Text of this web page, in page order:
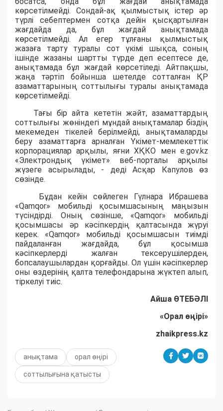
көрсетілмейді. Сондай-ақ қылмыстық істер әр
түрлі себептермен сотқа дейін қысқартылған
жағдайда да, бұл жағдай анықтамада
көрсетілмейді. Ал егер тұлғаны қылмыстық
жазаға тарту туралы сот үкімі шықса, соның
ішінде жазаны шартты түрде деп есептесе де,
анықтамада бұл жағдай көрсетіледі. Айтпақшы,
жаңа тәртіп бойынша шетелде сотталған ҚР
азаматтарының соттылығы туралы анықтамада
көрсетілмейді.
Тағы бір айта кететін жәйт, азаматтардың
соттылығы жөніндегі мұндай анықтамалар біздің
мекемеден тікелей берілмейді, анықтамаларды
беру азаматтарға арналған Үкімет-мемлекеттік
корпорациялар арқылы, яғни ХҚКО мен e.gov.kz
«Электрондық үкімет» веб-порталы арқылы
жүзеге асырылады, - деді Асқар Капулов өз
сөзінде.
Бұдан кейін сөйлеген Гүлнара Ибрашева
«Qamqor» мобильді қосымшасының маңызын
түсіндірді. Оның сөзінше, «Qamqor» мобильді
қосымшасы әр кәсіпкердің қалтасында жүруі
керек. «Qamqor» мобильді қосымшасын тиімді
пайдаланған жағдайда, бұл қосымша
кәсіпкерлерді жалған тексерушілерден,
бопсалаушылардан қорғайды. Ол үшін кәсіпкерлер
оны өздерінің қалта телефондарына жүктеп алып,
тіркелуі тиіс.
Айша ӨТЕБӘЛІ
«Орал өңірі»
zhaikpress.kz
анықтама орал өңірі
соттылығына қатысты